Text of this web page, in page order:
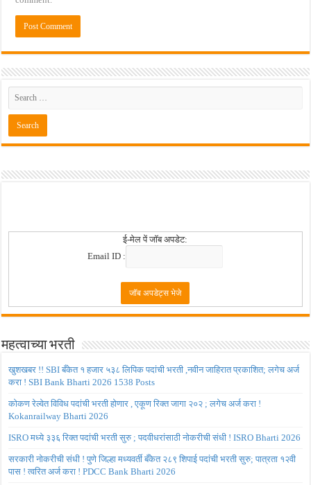
ई-मेल पें जॉब अपडेट:
Email ID :
महत्वाच्या भरती
खुशखबर !! SBI बँकेत १ हजार ५३८ लिपिक पदांची भरती ,नवीन जाहिरात प्रकाशित; लगेच अर्ज
करा ! SBI Bank Bharti 2026 1538 Posts
कोकण रेल्वेत विविध पदांची भरती होणार , एकूण रिक्त जागा २०२ ; लगेच अर्ज करा !
Kokanrailway Bharti 2026
ISRO मध्ये ३३६ रिक्त पदांची भरती सुरु ; पदवीधरांसाठी नोकरीची संधी ! ISRO Bharti 2026
सरकारी नोकरीची संधी ! पुणे जिल्हा मध्यवर्ती बँकेत २८९ शिपाई पदांची भरती सुरु; पात्रता १२वी
पास ! त्वरित अर्ज करा ! PDCC Bank Bharti 2026